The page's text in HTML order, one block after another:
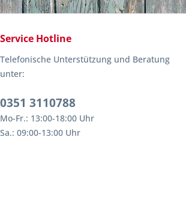
Service Hotline
Telefonische Unterstützung und Beratung
unter:
0351 3110788
Mo-Fr.: 13:00-18:00 Uhr
Sa.: 09:00-13:00 Uhr